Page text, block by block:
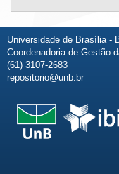
Universidade de Brasília -
Coordenadoria de Gestão
(61) 3107-2683
repositorio@unb.br